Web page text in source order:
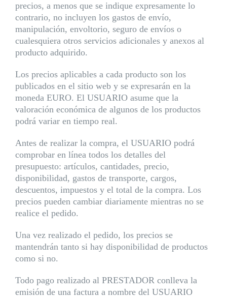
precios, a menos que se indique expresamente lo
contrario, no incluyen los gastos de envío,
manipulación, envoltorio, seguro de envíos o
cualesquiera otros servicios adicionales y anexos al
producto adquirido.
Los precios aplicables a cada producto son los
publicados en el sitio web y se expresarán en la
moneda EURO. El USUARIO asume que la
valoración económica de algunos de los productos
podrá variar en tiempo real.
Antes de realizar la compra, el USUARIO podrá
comprobar en línea todos los detalles del
presupuesto: artículos, cantidades, precio,
disponibilidad, gastos de transporte, cargos,
descuentos, impuestos y el total de la compra. Los
precios pueden cambiar diariamente mientras no se
realice el pedido.
Una vez realizado el pedido, los precios se
mantendrán tanto si hay disponibilidad de productos
como si no.
Todo pago realizado al PRESTADOR conlleva la
emisión de una factura a nombre del USUARIO